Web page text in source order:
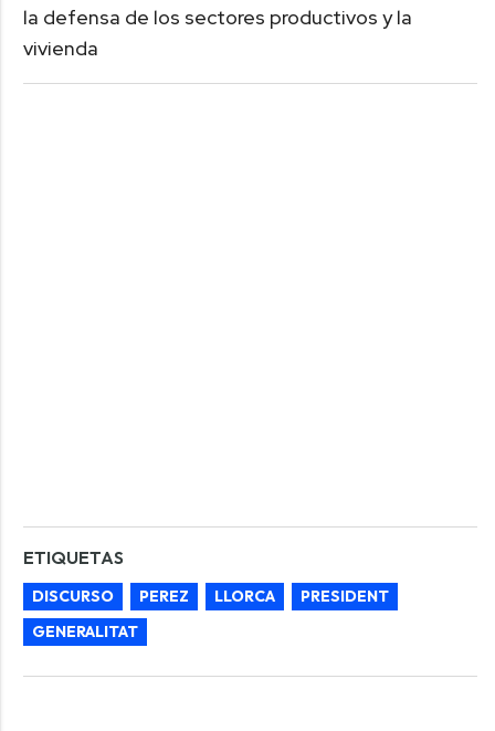
la defensa de los sectores productivos y la
vivienda
ETIQUETAS
DISCURSO PEREZ LLORCA
PRESIDENT
GENERALITAT